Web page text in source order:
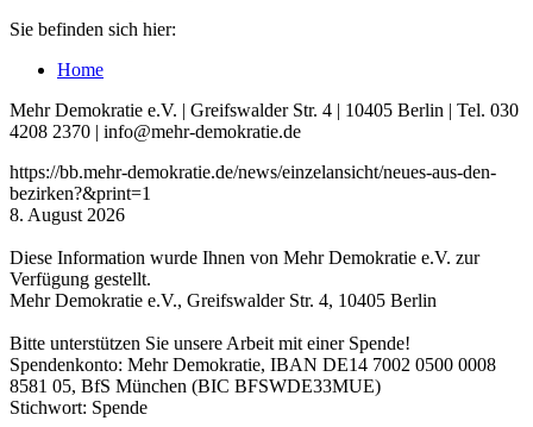
Sie befinden sich hier:
Home
Mehr Demokratie e.V. | Greifswalder Str. 4 | 10405 Berlin | Tel. 030
4208 2370 | info@mehr-demokratie.de
https://bb.mehr-demokratie.de/news/einzelansicht/neues-aus-den-
bezirken?&print=1
8. August 2026
Diese Information wurde Ihnen von Mehr Demokratie e.V. zur
Verfügung gestellt.
Mehr Demokratie e.V., Greifswalder Str. 4, 10405 Berlin
Bitte unterstützen Sie unsere Arbeit mit einer Spende!
Spendenkonto: Mehr Demokratie, IBAN DE14 7002 0500 0008
8581 05, BfS München (BIC BFSWDE33MUE)
Stichwort: Spende